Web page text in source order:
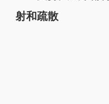
射和疏散